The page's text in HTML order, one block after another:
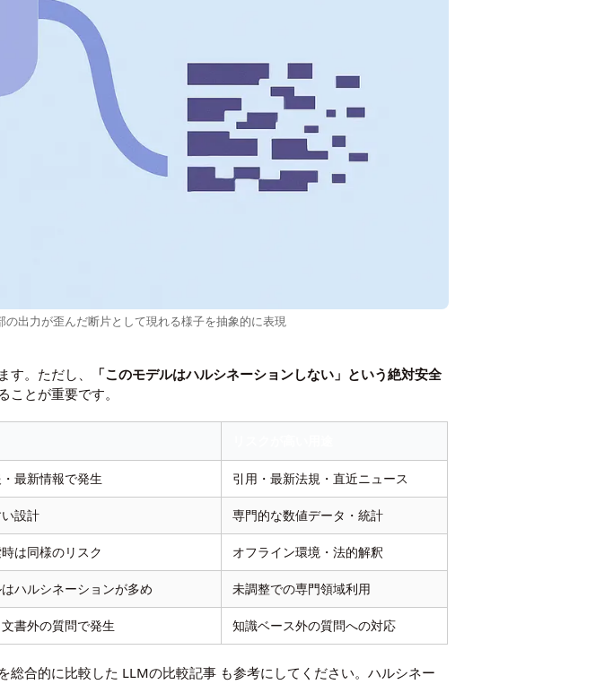
出力が歪んだ断片として現れる様子を抽象的に表現
。ただし、
「このモデルはハルシネーションしない」という絶対安全
とが重要です。
最新情報で発生 引用・最新法規・直近ニュース
設計 専門的な数値データ・統計
は同様のリスク オフライン環境・法的解釈
ハルシネーションが多め 未調整での専門領域利用
書外の質問で発生 知識ベース外の質問への対応
総合的に比較した LLMの比較記事 も参考にしてください。ハルシネー